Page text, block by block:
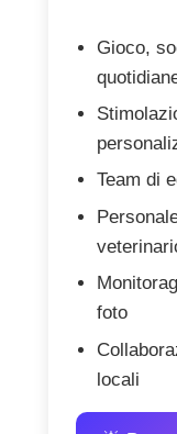
Gioco,
Team di
foto
locali